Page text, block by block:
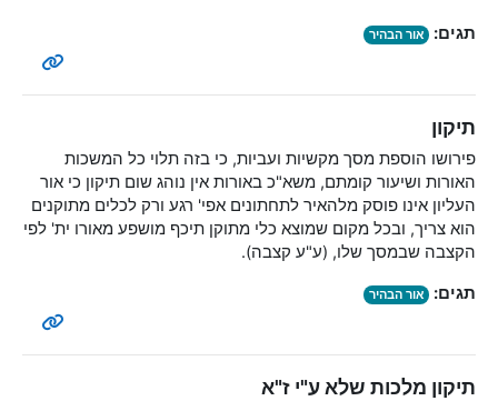
תגים: אור הבהיר
תיקון
פירושו הוספת מסך מקשיות ועביות, כי בזה תלוי כל המשכות
האורות ושיעור קומתם, משא"כ באורות אין נוהג שום תיקון כי אור
העליון אינו פוסק מלהאיר לתחתונים אפי' רגע ורק לכלים מתוקנים
הוא צריך, ובכל מקום שמוצא כלי מתוקן תיכף מושפע מאורו ית' לפי
הקצבה שבמסך שלו, (ע"ע קצבה).
תגים: אור הבהיר
תיקון מלכות שלא ע"י ז"א